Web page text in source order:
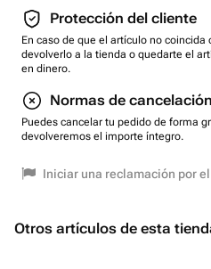
Protección del cliente
En caso de que el artículo no
devolverlo a la tienda o quedarte el
en dinero.
Normas de cancelación
Puedes cancelar tu pedido de forma
devolveremos el importe íntegro.
Iniciar una reclamación por
Otros artículos de esta